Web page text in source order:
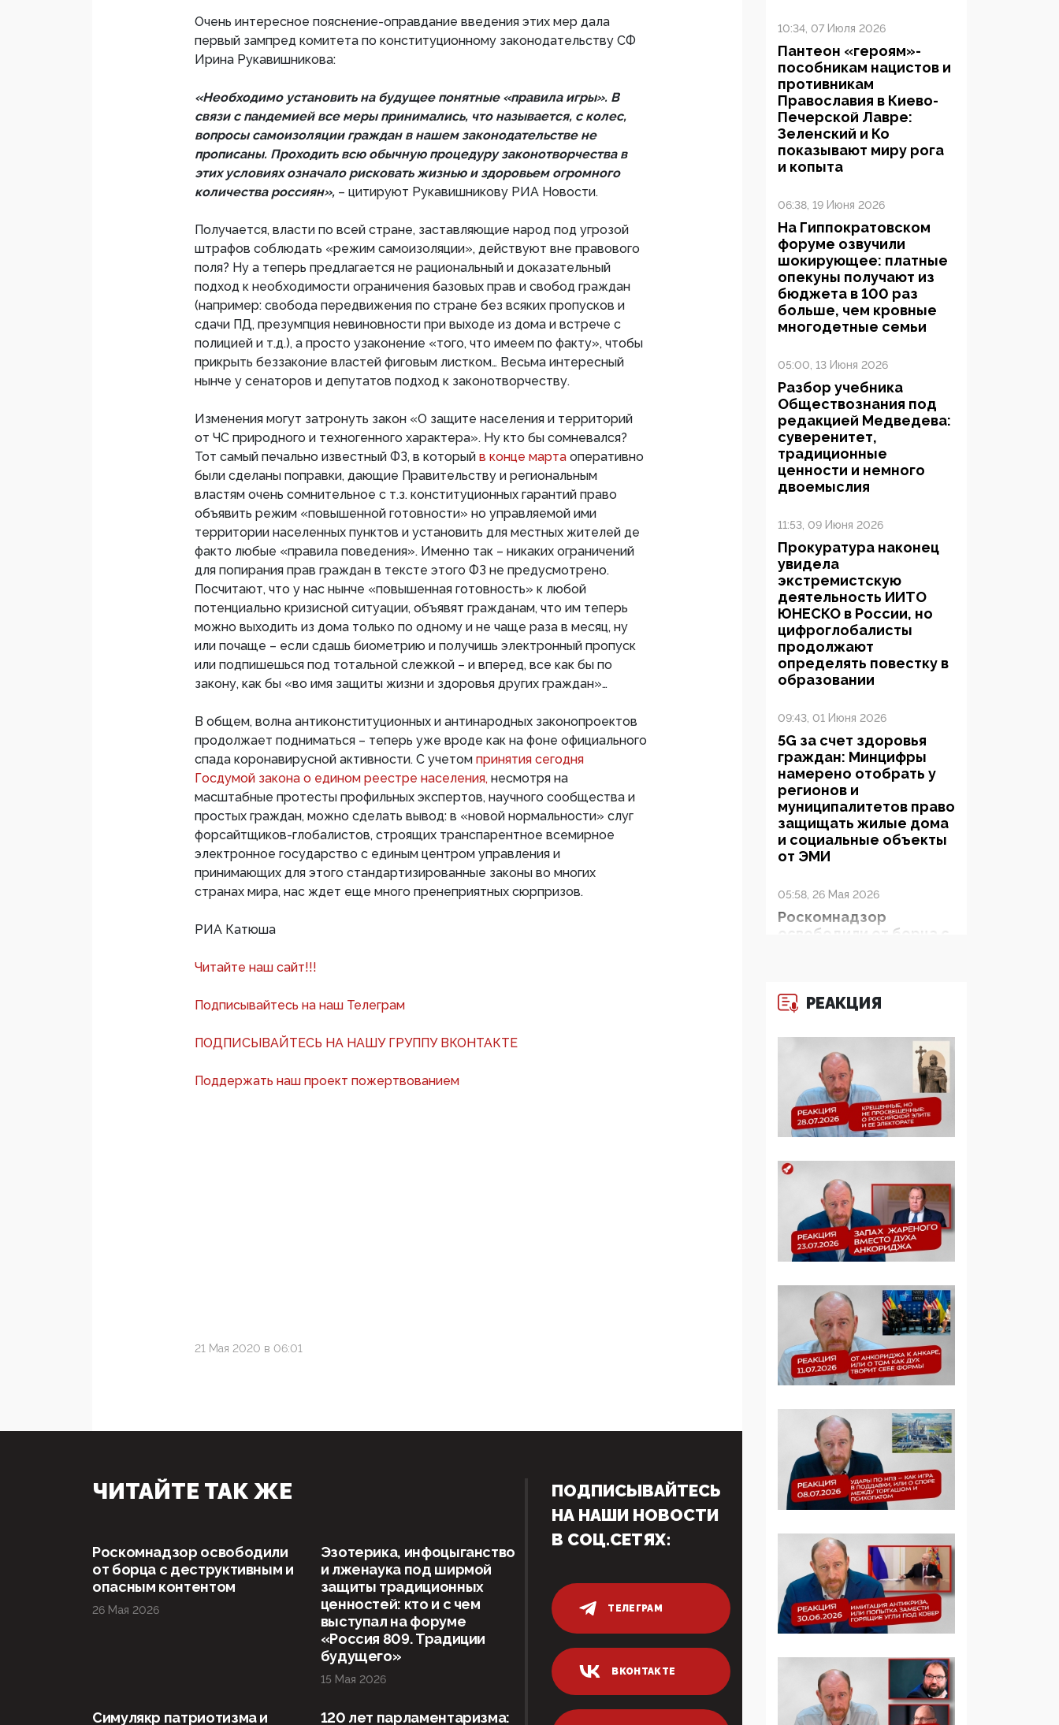
Очень интересное пояснение-оправдание введения этих мер дала
первый зампред комитета по конституционному законодательству СФ
Ирина Рукавишникова:
«Необходимо установить на будущее понятные «правила игры». В
связи с пандемией все меры принимались, что называется, с колес,
вопросы самоизоляции граждан в нашем законодательстве не
прописаны. Проходить всю обычную процедуру законотворчества в
этих условиях означало рисковать жизнью и здоровьем огромного
количества россиян», – цитируют Рукавишникову РИА Новости.
Получается, власти по всей стране, заставляющие народ под угрозой
штрафов соблюдать «режим самоизоляции», действуют вне правового
поля? Ну а теперь предлагается не рациональный и доказательный
подход к необходимости ограничения базовых прав и свобод граждан
(например: свобода передвижения по стране без всяких пропусков и
сдачи ПД, презумпция невиновности при выходе из дома и встрече с
полицией и т.д.), а просто узаконение «того, что имеем по факту», чтобы
прикрыть беззаконие властей фиговым листком… Весьма интересный
нынче у сенаторов и депутатов подход к законотворчеству.
Изменения могут затронуть закон «О защите населения и территорий
от ЧС природного и техногенного характера». Ну кто бы сомневался?
Тот самый печально известный ФЗ, в который в конце марта оперативно
были сделаны поправки, дающие Правительству и региональным
властям очень сомнительное с т.з. конституционных гарантий право
объявить режим «повышенной готовности» но управляемой ими
территории населенных пунктов и установить для местных жителей де
факто любые «правила поведения». Именно так – никаких ограничений
для попирания прав граждан в тексте этого ФЗ не предусмотрено.
Посчитают, что у нас нынче «повышенная готовность» к любой
потенциально кризисной ситуации, объявят гражданам, что им теперь
можно выходить из дома только по одному и не чаще раза в месяц, ну
или почаще – если сдашь биометрию и получишь электронный пропуск
или подпишешься под тотальной слежкой – и вперед, все как бы по
закону, как бы «во имя защиты жизни и здоровья других граждан»…
В общем, волна антиконституционных и антинародных законопроектов
продолжает подниматься – теперь уже вроде как на фоне официального
спада коронавирусной активности. С учетом принятия сегодня
Госдумой закона о едином реестре населения, несмотря на
масштабные протесты профильных экспертов, научного сообщества и
простых граждан, можно сделать вывод: в «новой нормальности» слуг
форсайтщиков-глобалистов, строящих транспарентное всемирное
электронное государство с единым центром управления и
принимающих для этого стандартизированные законы во многих
странах мира, нас ждет еще много пренеприятных сюрпризов.
РИА Катюша
Читайте наш сайт!!!
Подписывайтесь на наш Телеграм
ПОДПИСЫВАЙТЕСЬ НА НАШУ ГРУППУ ВКОНТАКТЕ
Поддержать наш проект пожертвованием
21 Мая 2020 в 06:01
10:34, 07 Июля 2026
Пантеон «героям»-
пособникам нацистов и
противникам
Православия в Киево-
Печерской Лавре:
Зеленский и Ко
показывают миру рога
и копыта
06:38, 19 Июня 2026
На Гиппократовском
форуме озвучили
шокирующее: платные
опекуны получают из
бюджета в 100 раз
больше, чем кровные
многодетные семьи
05:00, 13 Июня 2026
Разбор учебника
Обществознания под
редакцией Медведева:
суверенитет,
традиционные
ценности и немного
двоемыслия
11:53, 09 Июня 2026
Прокуратура наконец
увидела
экстремистскую
деятельность ИИТО
ЮНЕСКО в России, но
цифроглобалисты
продолжают
определять повестку в
образовании
09:43, 01 Июня 2026
5G за счет здоровья
граждан: Минцифры
намерено отобрать у
регионов и
муниципалитетов право
защищать жилые дома
и социальные объекты
от ЭМИ
05:58, 26 Мая 2026
Роскомнадзор
освободили от борца с
07:39, 25 Мая 2026
семьи и традиционных
ценностей: «Новые
люди» поднимают
электорат феминисток
на битву с
мужчинами-«бабуинам
05:08, 15 Мая 2026
Эзотерика,
инфоцыганство и
лженаука под ширмой
защиты традиционных
выступал на форуме
«Россия 809. Традиции
будущего»
09:40, 06 Мая 2026
Симулякр патриотизма
профилактика негатива
среди молодежи снова
отдана на откуп
«движперам»
03:35, 25 Апреля 2026
парламентаризма: как
институт
народовластия
превратился в «чего
изволите» для
Правительства и АП
06:29, 15 Апреля 2026
Социальный фонд
России – пионер
жесткого внедрения
РЕАКЦИЯ
ЧИТАЙТЕ ТАК ЖЕ
Роскомнадзор освободили
от борца с деструктивным и
опасным контентом
26 Мая 2026
Эзотерика, инфоцыганство
и лженаука под ширмой
защиты традиционных
ценностей: кто и с чем
выступал на форуме
«Россия 809. Традиции
будущего»
15 Мая 2026
Симулякр патриотизма и 120 лет парламентаризма:
ПОДПИСЫВАЙТЕСЬ
НА НАШИ НОВОСТИ
В СОЦ.СЕТЯХ:
ТЕЛЕГРАМ
ВКОНТАКТЕ